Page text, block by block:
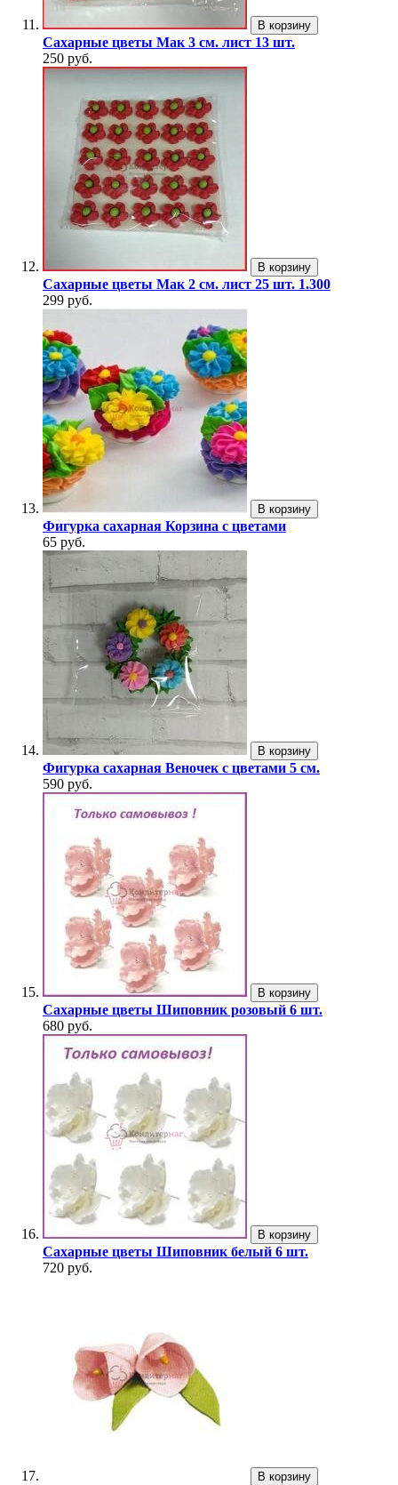
В корзину
Сахарные цветы Мак 3 см. лист 13 шт.
250 руб.
В корзину
Сахарные цветы Мак 2 см. лист 25 шт. 1.300
299 руб.
В корзину
Фигурка сахарная Корзина с цветами
65 руб.
В корзину
Фигурка сахарная Веночек с цветами 5 см.
590 руб.
В корзину
Сахарные цветы Шиповник розовый 6 шт.
680 руб.
В корзину
Сахарные цветы Шиповник белый 6 шт.
720 руб.
В корзину